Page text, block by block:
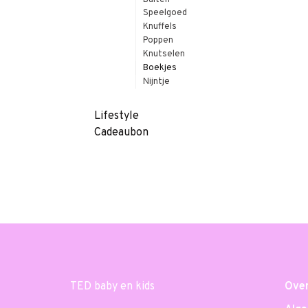
Speelgoed
Knuffels
Poppen
Knutselen
Boekjes
Nijntje
Lifestyle
Cadeaubon
TED baby en kids